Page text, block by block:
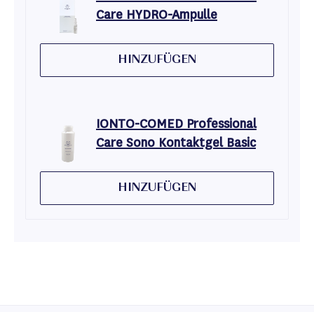
Care HYDRO-Ampulle
HINZUFÜGEN
IONTO-COMED Professional
Care Sono Kontaktgel Basic
HINZUFÜGEN